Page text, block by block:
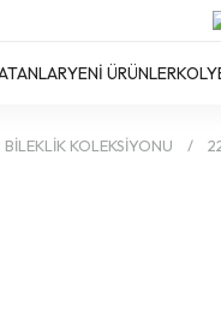
YENİ ÜRÜNLER
BİLEKLİK KOLEKSİYONU